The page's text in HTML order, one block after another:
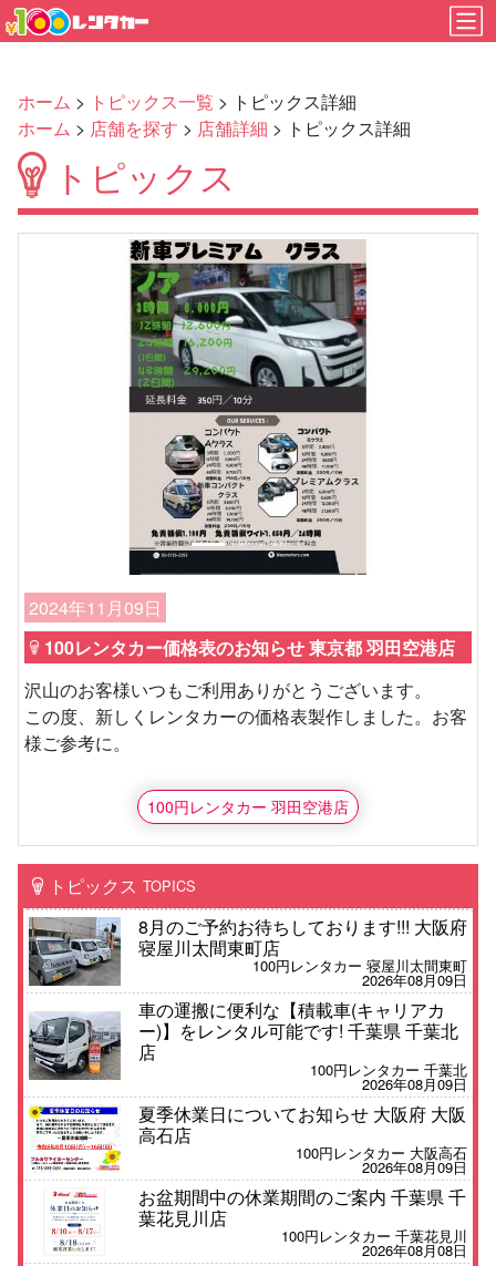
ホーム > トピックス一覧 > トピックス詳細
ホーム > 店舗を探す > 店舗詳細 > トピックス詳細
トピックス
2024年11月09日
100レンタカー価格表のお知らせ 東京都 羽田空港店
沢山のお客様いつもご利用ありがとうございます。
この度、新しくレンタカーの価格表製作しました。お客
様ご参考に。
100円レンタカー 羽田空港店
トピックス TOPICS
8月のご予約お待ちしております!!! 大阪府
寝屋川太間東町店
100円レンタカー 寝屋川太間東町
2026年08月09日
車の運搬に便利な【積載車(キャリアカ
ー)】をレンタル可能です! 千葉県 千葉北
店
100円レンタカー 千葉北
2026年08月09日
夏季休業日についてお知らせ 大阪府 大阪
高石店
100円レンタカー 大阪高石
2026年08月09日
お盆期間中の休業期間のご案内 千葉県 千
葉花見川店
100円レンタカー 千葉花見川
2026年08月08日